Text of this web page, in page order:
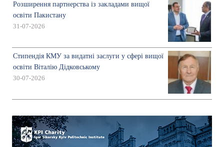
Розширення партнерства із закладами вищої
освіти Пакистану
31-07-2026
Стипендія КМУ за видатні заслуги у сфері вищої
освіти Віталію Дідковському
30-07-2026